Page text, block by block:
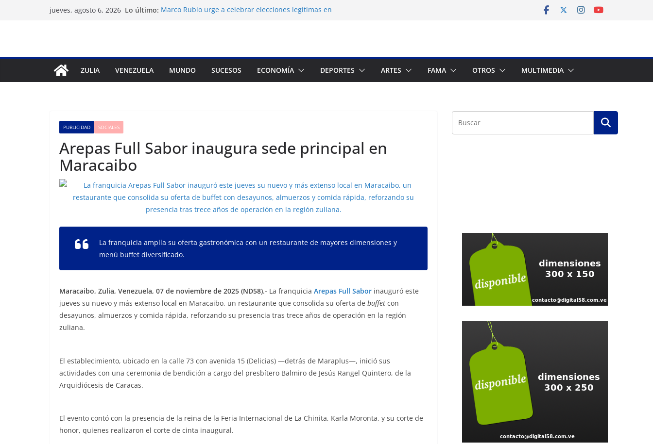
jueves, agosto 6, 2026 Lo último: Marco Rubio urge a celebrar elecciones legítimas en
Hallan el cuerpo del montañista Nirmal Purja tras
avalancha en Pakistán
ZULIA VENEZUELA MUNDO SUCESOS ECONOMÍA DEPORTES ARTES FAMA OTROS MULTIMEDIA
PUBLICIDAD SOCIALES
Arepas Full Sabor inaugura sede principal en
Maracaibo
La franquicia amplía su oferta gastronómica con un restaurante de mayores dimensiones y
menú buffet diversificado.
Maracaibo, Zulia, Venezuela, 07 de noviembre de 2025 (ND58).- La franquicia Arepas Full Sabor inauguró este
jueves su nuevo y más extenso local en Maracaibo, un restaurante que consolida su oferta de buffet con
desayunos, almuerzos y comida rápida, reforzando su presencia tras trece años de operación en la región
zuliana.
El establecimiento, ubicado en la calle 73 con avenida 15 (Delicias) —detrás de Maraplus—, inició sus
actividades con una ceremonia de bendición a cargo del presbítero Balmiro de Jesús Rangel Quintero, de la
Arquidiócesis de Caracas.
El evento contó con la presencia de la reina de la Feria Internacional de La Chinita, Karla Moronta, y su corte de
honor, quienes realizaron el corte de cinta inaugural.